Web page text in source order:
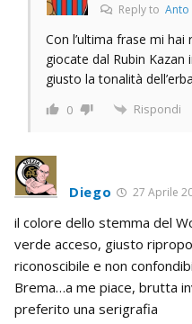
Reply to Anto
Con l’ultima frase mi
giocate dal Rubin Kazan
giusto la tonalità
0 Rispondi
Diego 27 Aprile
il colore dello stemma del
verde acceso, giusto
riconoscibile e non
Brema…a me piace, brutta
preferito una serigrafia